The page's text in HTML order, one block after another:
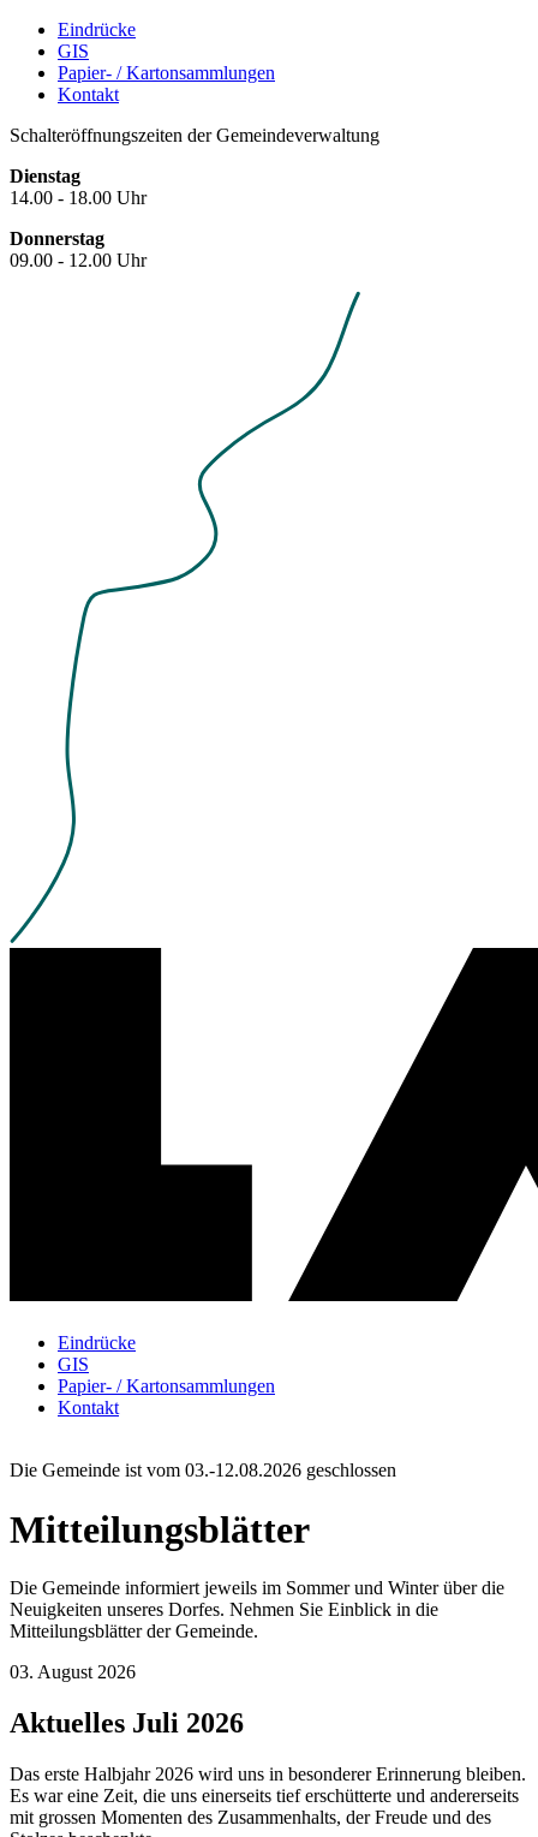
Eindrücke
GIS
Papier- / Kartonsammlungen
Kontakt
Schalteröffnungszeiten der Gemeindeverwaltung
Dienstag
14.00 - 18.00 Uhr
Donnerstag
09.00 - 12.00 Uhr
Eindrücke
GIS
Papier- / Kartonsammlungen
Kontakt
Die Gemeinde ist vom 03.-12.08.2026 geschlossen
Mitteilungsblätter
Die Gemeinde informiert jeweils im Sommer und Winter über die
Neuigkeiten unseres Dorfes. Nehmen Sie Einblick in die
Mitteilungsblätter der Gemeinde.
03. August 2026
Aktuelles Juli 2026
Das erste Halbjahr 2026 wird uns in besonderer Erinnerung bleiben.
Es war eine Zeit, die uns einerseits tief erschütterte und andererseits
mit grossen Momenten des Zusammenhalts, der Freude und des